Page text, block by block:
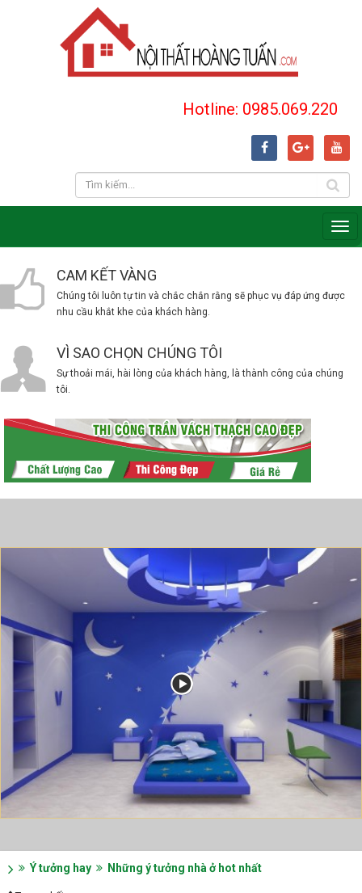
Hotline: 0985.069.220
CAM KẾT VÀNG
Chúng tôi luôn tự tin và chắc chắn rằng sẽ phục vụ đáp ứng được
nhu cầu khắt khe của khách hàng.
VÌ SAO CHỌN CHÚNG TÔI
Sự thoải mái, hài lòng của khách hàng, là thành công của chúng
tôi.
Ý tưởng hay Những ý tưởng nhà ở hot nhất